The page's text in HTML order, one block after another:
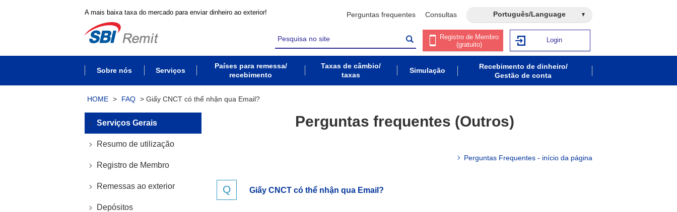
A mais baixa taxa do mercado para enviar dinheiro ao exterior! Perguntas frequentes Consultas Português/Language
Registro de Membro
(gratuito)
Login
Sobre nós Serviços
Países para remessa/
recebimento
Taxas de câmbio/
taxas
Simulação
Recebimento de dinheiro/
Gestão de conta
HOME > FAQ > Giấy CNCT có thể nhận qua Email?
Perguntas frequentes (Outros)
Perguntas Frequentes - início da página
Giấy CNCT có thể nhận qua Email?
Serviços Gerais
Resumo de utilização
Registro de Membro
Remessas ao exterior
Depósitos